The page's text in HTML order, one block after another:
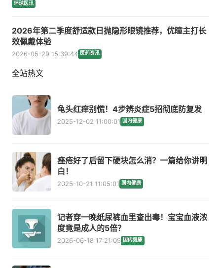
环球医讯
2026年第二季度舒适款日抛隐形眼镜推荐，优瞳主打长
效佩戴体验
2026-05-29 15:39:44 医药资讯
全站热文
龟头红痒别慌！4步辨炎症5招彻底防复发
2025-12-02 11:00:01 国内健康
痤疮好了后留下硬块怎么消？一篇给你讲明
白！
2025-10-21 11:05:01 国内健康
记者穿一晚纸尿裤血里查出毒！宝宝血液浓
度竟是成人的5倍？
2026-06-18 17:21:09 国内健康